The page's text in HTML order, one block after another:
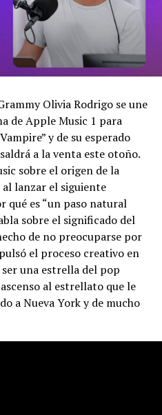
Olivia Rodrigo se une
de Apple Music 1 para
y de su esperado
a la venta este otoño.
sobre el origen de la
al lanzar el siguiente
qué es “un paso natural
sobre el significado del
de no preocuparse por
el proceso creativo en
una estrella del pop
al estrellato que le
a Nueva York y de mucho